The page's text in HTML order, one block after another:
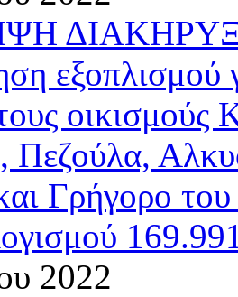
εξοπλισμού
Πεζούλα,
Γρήγορο
2022